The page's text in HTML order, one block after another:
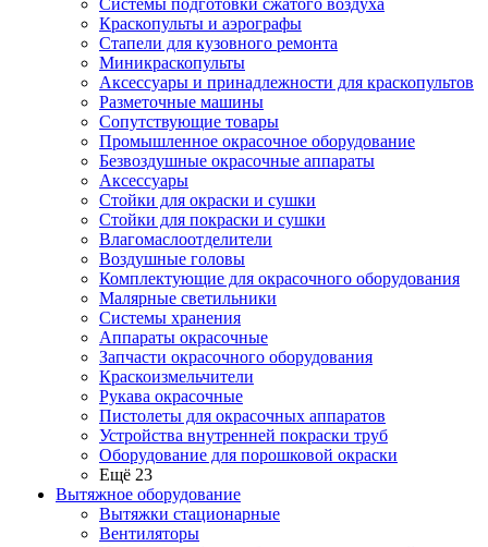
Системы подготовки сжатого воздуха
Краскопульты и аэрографы
Стапели для кузовного ремонта
Миникраскопульты
Аксессуары и принадлежности для краскопультов
Разметочные машины
Сопутствующие товары
Промышленное окрасочное оборудование
Безвоздушные окрасочные аппараты
Аксессуары
Стойки для окраски и сушки
Стойки для покраски и сушки
Влагомаслоотделители
Воздушные головы
Комплектующие для окрасочного оборудования
Малярные светильники
Системы хранения
Аппараты окрасочные
Запчасти окрасочного оборудования
Краскоизмельчители
Рукава окрасочные
Пистолеты для окрасочных аппаратов
Устройства внутренней покраски труб
Оборудование для порошковой окраски
Ещё 23
Вытяжное оборудование
Вытяжки стационарные
Вентиляторы